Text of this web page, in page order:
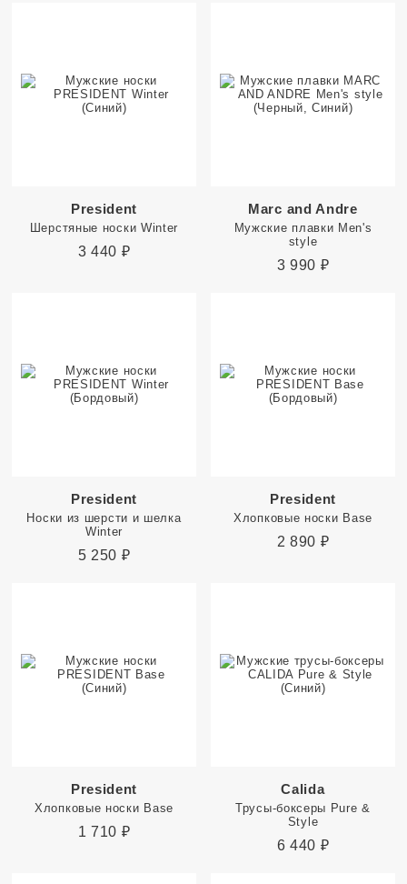
President
Шерстяные носки Winter
3 440 ₽
Marc and Andre
Мужские плавки Men's
style
3 990 ₽
President
Носки из шерсти и шелка
Winter
5 250 ₽
President
Хлопковые носки Base
2 890 ₽
President
Хлопковые носки Base
1 710 ₽
Calida
Трусы-боксеры Pure &
Style
6 440 ₽